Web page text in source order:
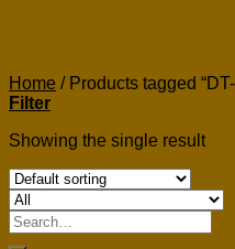
Home /Products tagged
Filter
Showing the single result
Search
for: